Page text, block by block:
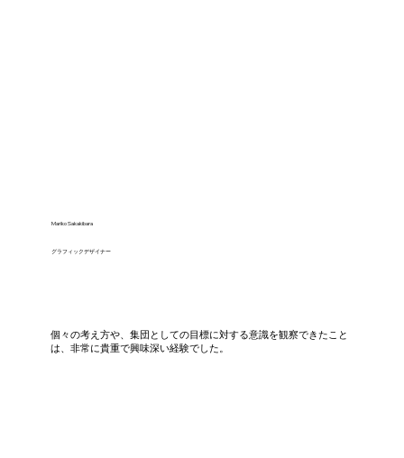
Mariko Sakakibara
グラフィックデザイナー
個々の考え方や、集団としての目標に対する意識を観察できたこと
は、非常に貴重で興味深い経験でした。